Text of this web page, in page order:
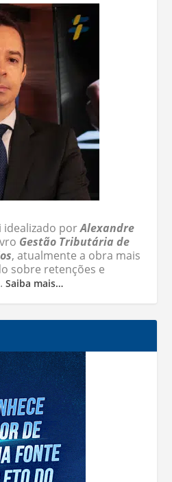
idealizado porAlexandre
Gestão Tributária de
, atualmente a obra mais
sobre retenções e
Saiba mais…